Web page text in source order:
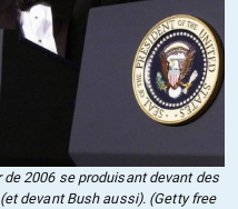
2006 se produisant devant des
devant Bush aussi). (Getty free